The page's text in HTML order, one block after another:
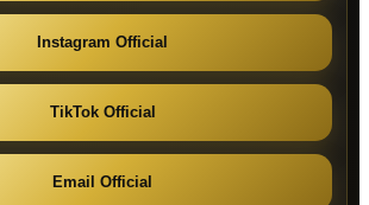
Instagram Official
TikTok Official
Email Official